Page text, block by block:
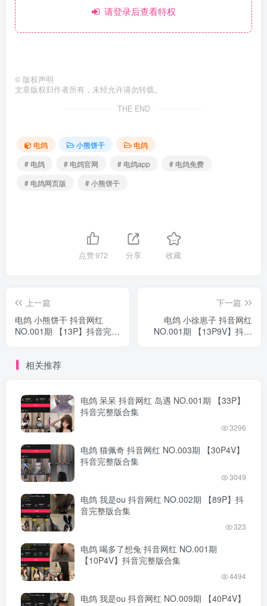
请登录后查看特权
© 版权声明
文章版权归作者所有，未经允许请勿转载。
THE END
电鸽 小熊饼干
电鸽
# 电鸽
# 电鸽官网 # 电鸽app
# 电鸽免费
# 电鸽网页版
# 小熊饼干
点赞972 分享 收藏
上一篇
电鸽 小熊饼干 抖音网红
NO.001期 【13P】抖音完整
下一篇
电鸽 小徐崽子 抖音网红
NO.001期 【13P9V】抖音
相关推荐
电鸽 呆呆 抖音网红 岛遇 NO.001期 【33P】
抖音完整版合集
3296
电鸽 猫佩奇 抖音网红 NO.003期 【30P4V】
抖音完整版合集
3049
电鸽 我是ou 抖音网红 NO.002期 【89P】抖
音完整版合集
323
电鸽 喝多了想兔 抖音网红 NO.001期
【10P4V】抖音完整版合集
4494
电鸽 我是ou 抖音网红 NO.009期 【40P4V】